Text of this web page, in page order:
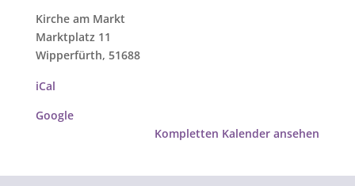
Kirche am Markt
Marktplatz 11
Wipperfürth, 51688
iCal
Google
Kompletten Kalender ansehen